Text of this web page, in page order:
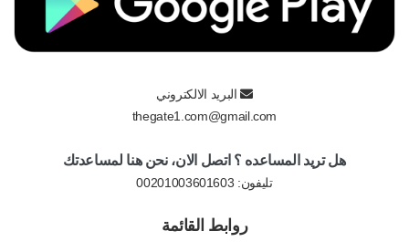
البريد الالكتروني
thegate1.com@gmail.com
هل تريد المساعده ؟ اتصل الان، نحن هنا لمساعدتك
تليفون: 00201003601603
روابط القائمة